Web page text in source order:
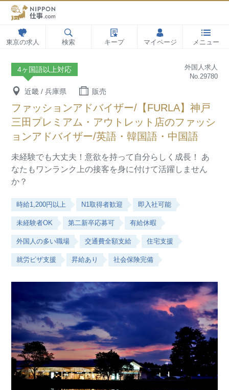
東京の求人 検索 キープ マイページ メニュー
4ヶ国語以上対応
外国人求人
No.29780
近畿 / 兵庫県 販売
ファッションアドバイザー/【FURLA】神戸
三田プレミアム・アウトレット店のファッシ
ョンアドバイザー/英語・韓国語・中国語
未経験でも大丈夫！意欲を持って自分らしく成長！
あ
なたもワンランク上の接客を身に付けて活躍しません
か？
時給1,200円以上 N1取得者歓迎 即入社可能
未経験者OK 第二新卒応募可 有給休暇
外国人の多い職場 交通費全額支給 住宅支援
就労ビザ支援 昇給あり 社会保険完備